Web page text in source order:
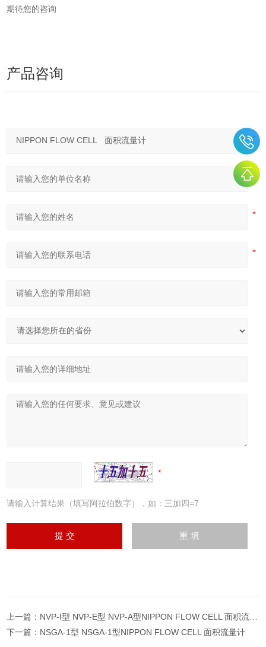
期待您的咨询
产品咨询
请输入计算结果（填写阿拉伯数字），如：三加四=7
上一篇： NVP-I型 NVP-E型 NVP-A型NIPPON FLOW CELL 面积流量计
下一篇： NSGA-1型 NSGA-1型NIPPON FLOW CELL 面积流量计